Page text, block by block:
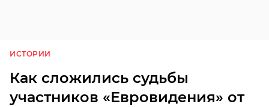
ИСТОРИИ
Как сложились судьбы
участников «Евровидения» от